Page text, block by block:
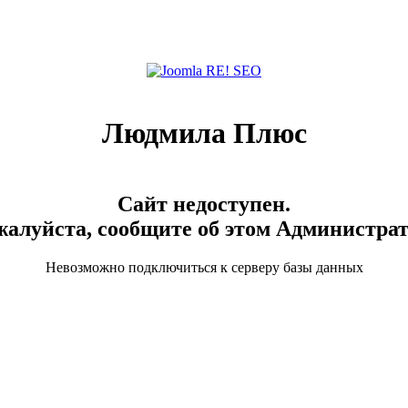
Людмила Плюс
Сайт недоступен.
сообщите об этом
Невозможно подключиться к серверу базы данных